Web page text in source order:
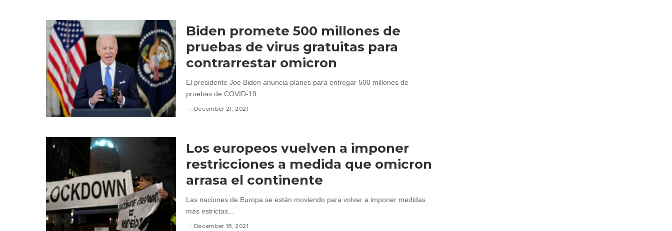
Biden promete 500 millones de
pruebas de virus gratuitas para
contrarrestar omicron
El presidente Joe Biden anuncia planes para entregar 500 millones de
pruebas de COVID-19...
December 21, 2021
Los europeos vuelven a imponer
restricciones a medida que omicron
arrasa el continente
Las naciones de Europa se están moviendo para volver a imponer medidas
más estrictas...
December 18, 2021